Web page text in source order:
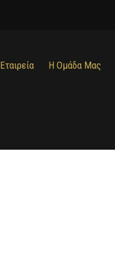
Εταιρεία Η Ομάδα Μας